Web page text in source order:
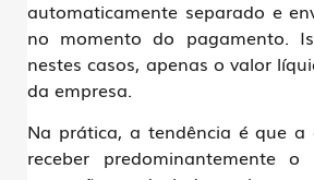
automaticamente separado e
no momento do pagamento.
nestes casos, apenas o valor
da empresa.
Na prática, a tendência é que a
receber predominantemente